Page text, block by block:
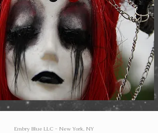
Embry Blue LLC - New York, NY